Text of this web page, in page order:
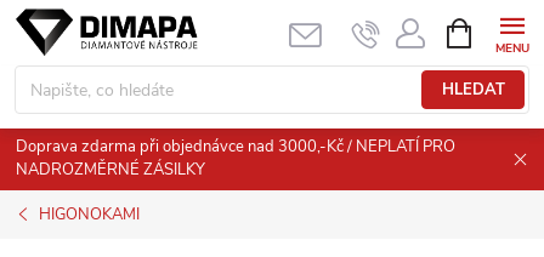
Přejít
obsah
HLEDAT
NÁKUPNÍ
KOŠÍK
Doprava zdarma při objednávce nad 3000,-Kč / NEPLATÍ PRO
NADROZMĚRNÉ ZÁSILKY
HIGONOKAMI